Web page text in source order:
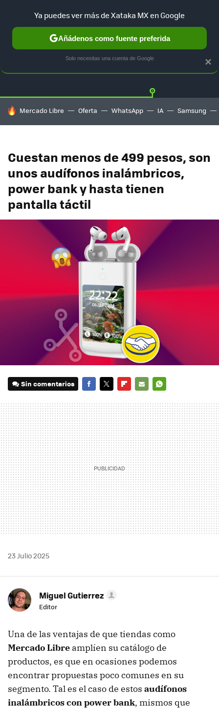
GUÍA DE COMPRAS MERCADO LIBRE
HOY SE HABLA DE
Mercado Libre Oferta WhatsApp IA Samsung
Cuestan menos de 499 pesos, son
unos audífonos inalámbricos,
power bank y hasta tienen
pantalla táctil
Sin comentarios
MAIL
23 Julio 2025
Miguel Gutierrez
Editor
Una de las ventajas de que tiendas como
Mercado Libre amplíen su catálogo de
productos, es que en ocasiones podemos
encontrar propuestas poco comunes en su
segmento. Tal es el caso de estos audífonos
inalámbricos con power bank, mismos que
×
Ya puedes ver más de Xataka MX en Google
Añádenos como fuente preferida
Solo necesitas una cuenta de Google